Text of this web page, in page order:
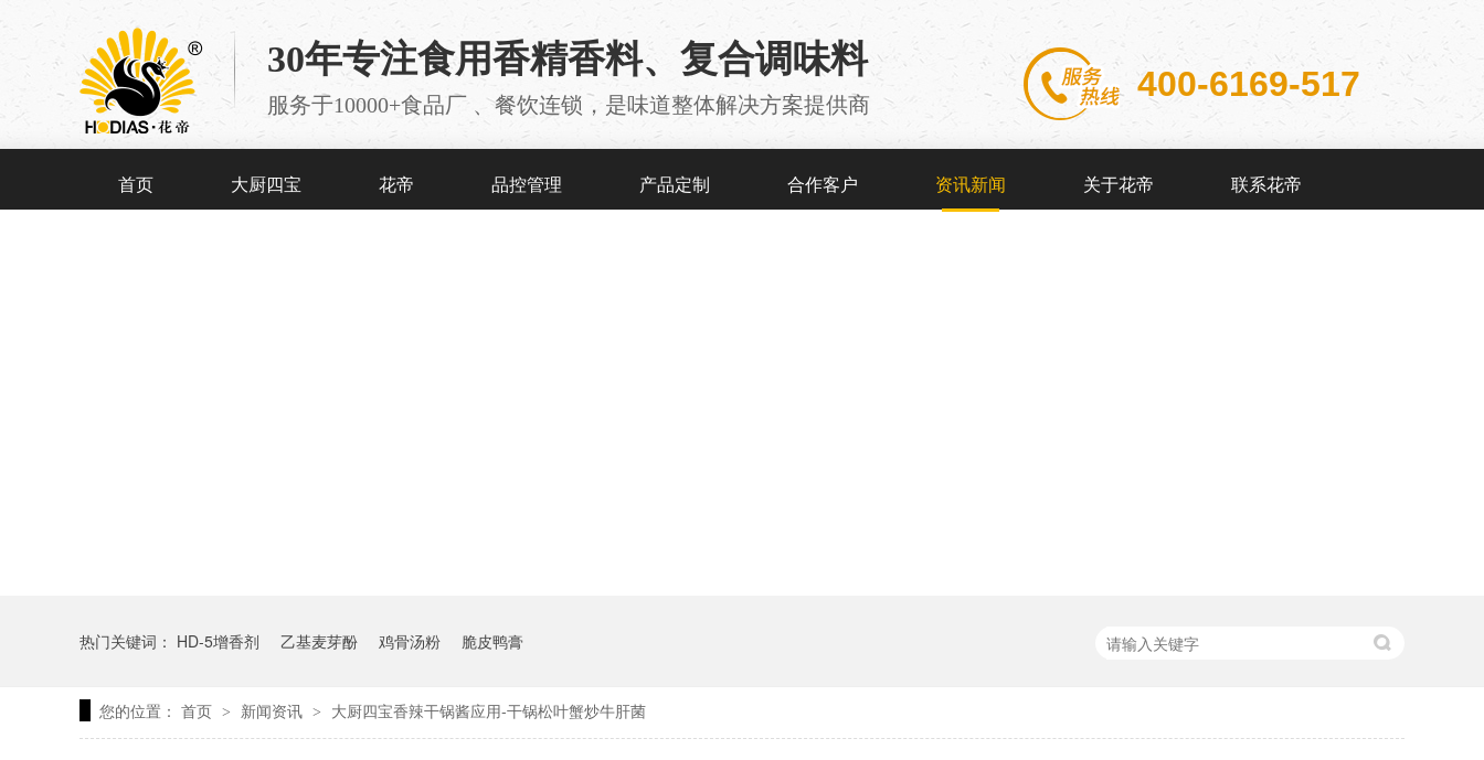
30年专注食用香精香料、复合调味料
服务于10000+食品厂 、餐饮连锁，是味道整体解决方案提供商
400-6169-517
首页 大厨四宝 花帝 品控管理 产品定制 合作客户 资讯新闻 关于花帝 联系花帝
热门关键词： HD-5增香剂 乙基麦芽酚 鸡骨汤粉 脆皮鸭膏
您的位置： 首页 > 新闻资讯 > 大厨四宝香辣干锅酱应用-干锅松叶蟹炒牛肝菌